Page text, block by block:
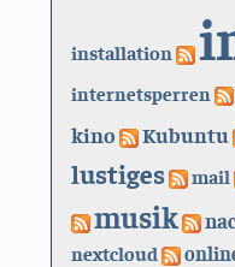
installation
internetsperren
kino Kubuntu
lustiges mail
musik
nextcloud